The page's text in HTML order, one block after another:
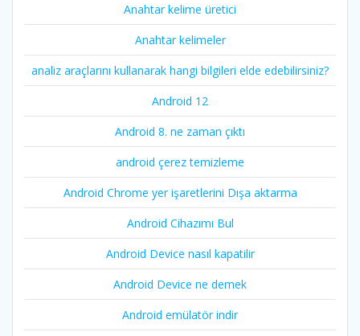
Anahtar kelime üretici
Anahtar kelimeler
analiz araçlarını kullanarak hangi bilgileri elde edebilirsiniz?
Android 12
Android 8. ne zaman çıktı
android çerez temizleme
Android Chrome yer işaretlerini Dışa aktarma
Android Cihazımı Bul
Android Device nasıl kapatilir
Android Device ne demek
Android emülatör indir